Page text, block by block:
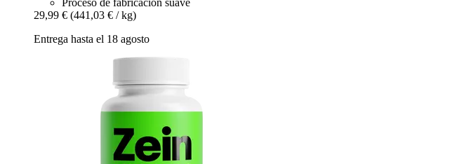
Proceso de fabricación suave
29,99 € (441,03 € / kg)
Entrega hasta el 18 agosto